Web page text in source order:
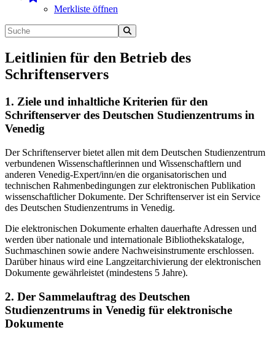
Merkliste öffnen
Leitlinien für den Betrieb des
Schriftenservers
1. Ziele und inhaltliche Kriterien für den
Schriftenserver des Deutschen Studienzentrums in
Venedig
Der Schriftenserver bietet allen mit dem Deutschen Studienzentrum
verbundenen Wissenschaftlerinnen und Wissenschaftlern und
anderen Venedig-Expert/inn/en die organisatorischen und
technischen Rahmenbedingungen zur elektronischen Publikation
wissenschaftlicher Dokumente. Der Schriftenserver ist ein Service
des Deutschen Studienzentrums in Venedig.
Die elektronischen Dokumente erhalten dauerhafte Adressen und
werden über nationale und internationale Bibliothekskataloge,
Suchmaschinen sowie andere Nachweisinstrumente erschlossen.
Darüber hinaus wird eine Langzeitarchivierung der elektronischen
Dokumente gewährleistet (mindestens 5 Jahre).
2. Der Sammelauftrag des Deutschen
Studienzentrums in Venedig für elektronische
Dokumente